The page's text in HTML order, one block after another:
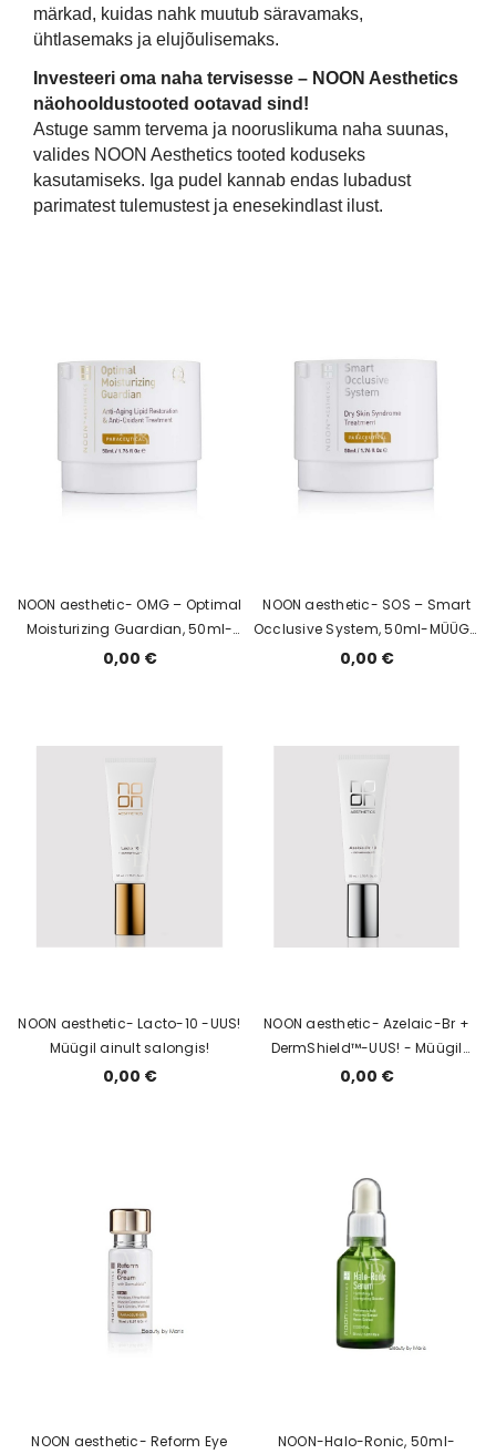
märkad, kuidas nahk muutub säravamaks,
ühtlasemaks ja elujõulisemaks.
Investeeri oma naha tervisesse – NOON Aesthetics
näohooldustooted ootavad sind!
Astuge samm tervema ja nooruslikuma naha suunas,
valides NOON Aesthetics tooted koduseks
kasutamiseks. Iga pudel kannab endas lubadust
parimatest tulemustest ja enesekindlast ilust.
NOON aesthetic- OMG – Optimal
Moisturizing Guardian, 50ml-
MÜÜGIL AINULT SALONGIS
0,00 €
NOON aesthetic- SOS – Smart
Occlusive System, 50ml-MÜÜGIL
AINULT SALONGIS
0,00 €
NOON aesthetic- Lacto-10 -UUS!
Müügil ainult salongis!
0,00 €
NOON aesthetic- Azelaic-Br +
DermShield™-UUS! - Müügil
ainult salongis!
0,00 €
NOON aesthetic- Reform Eye
NOON-Halo-Ronic, 50ml-